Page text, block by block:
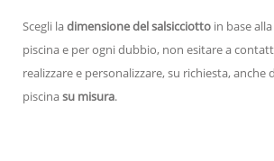
Scegli ladimensione del salsicciotto in base
piscina e per ogni dubbio, non esitare a
realizzare e personalizzare, su richiesta, anche
piscinasu misura.